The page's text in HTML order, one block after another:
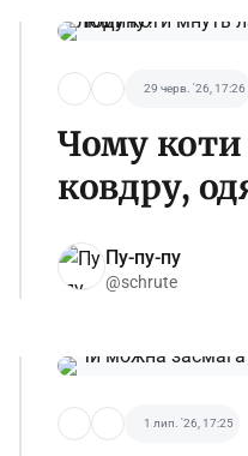
29 черв. '26, 17:26
Чому
ковдру,
Пу-пу-пу
@schrute
1 лип. '26, 17:25